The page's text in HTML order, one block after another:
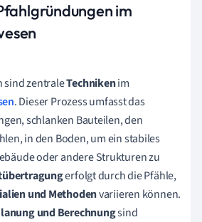
im
sind zentraleTechnikenim
. Dieser Prozess umfasst das
schlanken Bauteilen, den
in den Boden, um ein stabiles
oder andere Strukturen zu
erfolgt durch die Pfähle,
und Methodenvariieren können.
und Berechnungsind